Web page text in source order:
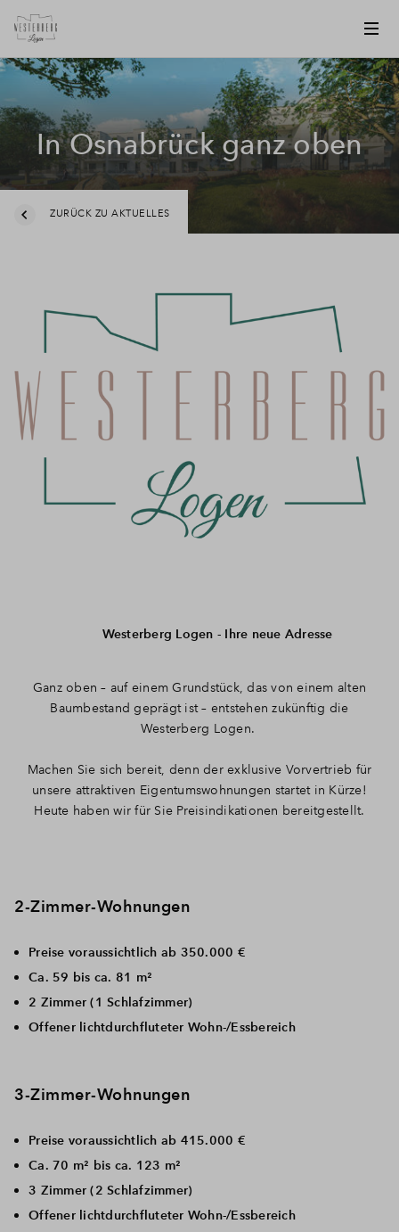
In Osnabrück ganz oben
ZURÜCK ZU AKTUELLES
Westerberg Logen - Ihre neue Adresse
Ganz oben – auf einem Grundstück, das von einem alten
Baumbestand geprägt ist – entstehen zukünftig die
Westerberg Logen.
Machen Sie sich bereit, denn der exklusive Vorvertrieb für
unsere attraktiven Eigentumswohnungen startet in Kürze!
Heute haben wir für Sie Preisindikationen bereitgestellt.
2-Zimmer-Wohnungen
Preise voraussichtlich ab 350.000 €
Ca. 59 bis ca. 81 m²
2 Zimmer (1 Schlafzimmer)
Offener lichtdurchfluteter Wohn-/Essbereich
3-Zimmer-Wohnungen
Preise voraussichtlich ab 415.000 €
Ca. 70 m² bis ca. 123 m²
3 Zimmer (2 Schlafzimmer)
Offener lichtdurchfluteter Wohn-/Essbereich